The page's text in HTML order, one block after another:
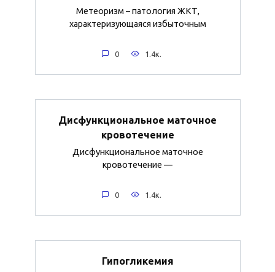
Метеоризм – патология ЖКТ,
характеризующаяся избыточным
0 1.4к.
Дисфункциональное маточное
кровотечение
Дисфункциональное маточное
кровотечение —
0 1.4к.
Гипогликемия